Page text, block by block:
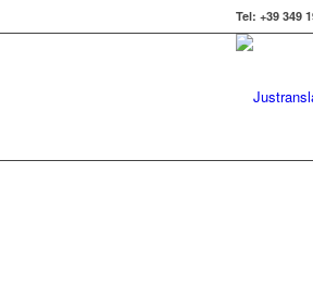
Tel: +39 349